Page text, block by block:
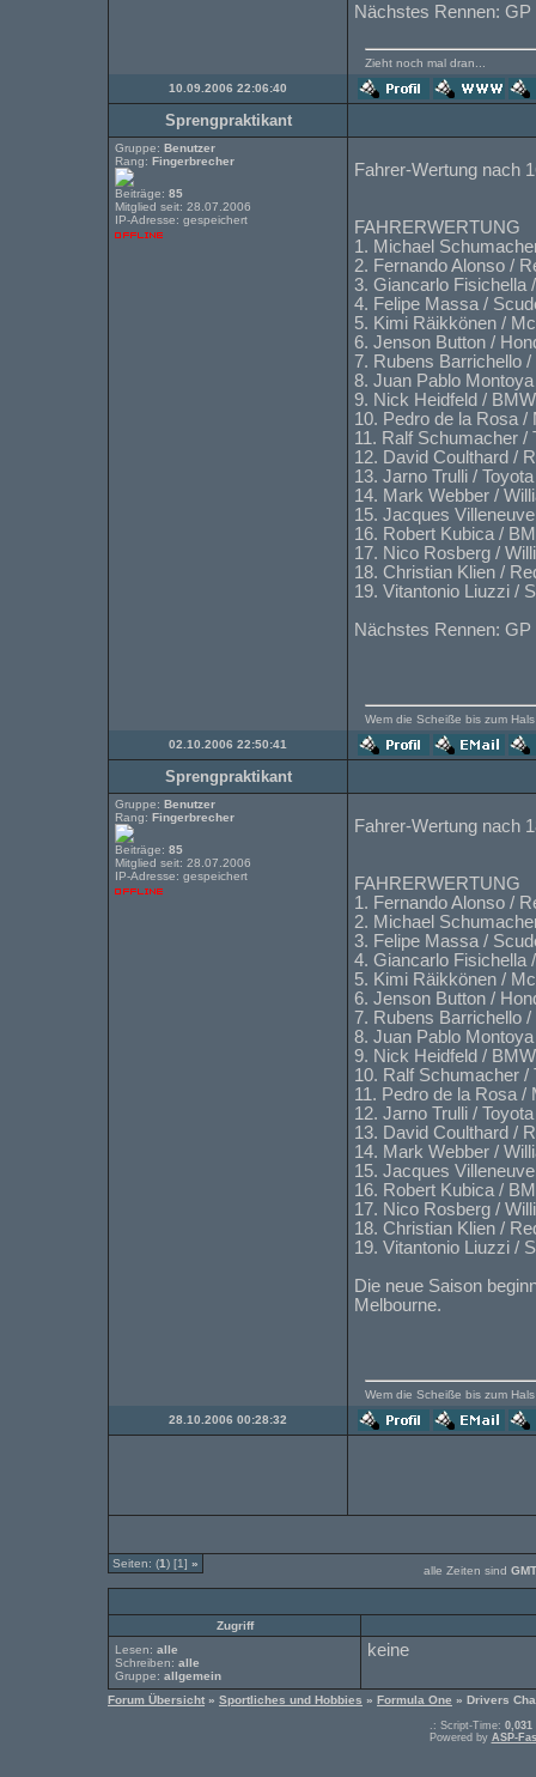
Nächstes Rennen:
Zieht noch mal dran...
10.09.2006 22:06:40
Sprengpraktikant
Gruppe: Benutzer
Rang: Fingerbrecher
Beiträge: 85
Mitglied seit: 28.07.2006
IP-Adresse: gespeichert
Fahrer-Wertung nach
FAHRERWERTUNG
1. Michael
2. Fernando Alonso /
3. Giancarlo Fisichella
4. Felipe Massa /
5. Kimi Räikkönen /
6. Jenson Button /
7. Rubens Barrichello
8. Juan Pablo
9. Nick Heidfeld /
10. Pedro de la Rosa
11. Ralf Schumacher /
12. David Coulthard /
13. Jarno Trulli /
14. Mark Webber /
15. Jacques
16. Robert Kubica /
17. Nico Rosberg /
18. Christian Klien /
19. Vitantonio Liuzzi /
Nächstes Rennen:
Wem die Scheiße bis zum
02.10.2006 22:50:41
Sprengpraktikant
Gruppe: Benutzer
Rang: Fingerbrecher
Beiträge: 85
Mitglied seit: 28.07.2006
IP-Adresse: gespeichert
Fahrer-Wertung nach
FAHRERWERTUNG
1. Fernando Alonso /
2. Michael
3. Felipe Massa /
4. Giancarlo Fisichella
5. Kimi Räikkönen /
6. Jenson Button /
7. Rubens Barrichello
8. Juan Pablo
9. Nick Heidfeld /
10. Ralf Schumacher /
11. Pedro de la Rosa
12. Jarno Trulli /
13. David Coulthard /
14. Mark Webber /
15. Jacques
16. Robert Kubica /
17. Nico Rosberg /
18. Christian Klien /
19. Vitantonio Liuzzi /
Die neue Saison
Melbourne.
Wem die Scheiße bis zum
28.10.2006 00:28:32
Seiten: (1) [1] »
alle Zeiten sind
Zugriff
Lesen: alle
Schreiben: alle
Gruppe: allgemein
keine
Forum Übersicht » Sportliches und Hobbies » Formula One » Drivers
.: Script-Time: 0,031
Powered by ASP-